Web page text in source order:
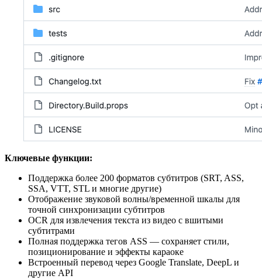
Ключевые функции:
Поддержка более 200 форматов субтитров (SRT, ASS,
SSA, VTT, STL и многие другие)
Отображение звуковой волны/временной шкалы для
точной синхронизации субтитров
OCR для извлечения текста из видео с вшитыми
субтитрами
Полная поддержка тегов ASS — сохраняет стили,
позиционирование и эффекты караоке
Встроенный перевод через Google Translate, DeepL и
другие API